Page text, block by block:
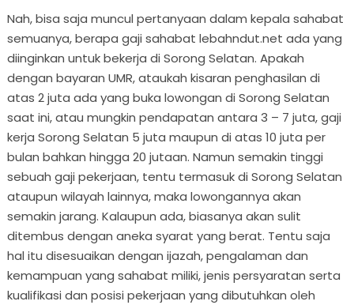
Nah, bisa saja muncul pertanyaan dalam kepala sahabat
semuanya, berapa gaji sahabat lebahndut.net ada yang
diinginkan untuk bekerja di Sorong Selatan. Apakah
dengan bayaran UMR, ataukah kisaran penghasilan di
atas 2 juta ada yang buka lowongan di Sorong Selatan
saat ini, atau mungkin pendapatan antara 3 – 7 juta, gaji
kerja Sorong Selatan 5 juta maupun di atas 10 juta per
bulan bahkan hingga 20 jutaan. Namun semakin tinggi
sebuah gaji pekerjaan, tentu termasuk di Sorong Selatan
ataupun wilayah lainnya, maka lowongannya akan
semakin jarang. Kalaupun ada, biasanya akan sulit
ditembus dengan aneka syarat yang berat. Tentu saja
hal itu disesuaikan dengan ijazah, pengalaman dan
kemampuan yang sahabat miliki, jenis persyaratan serta
kualifikasi dan posisi pekerjaan yang dibutuhkan oleh